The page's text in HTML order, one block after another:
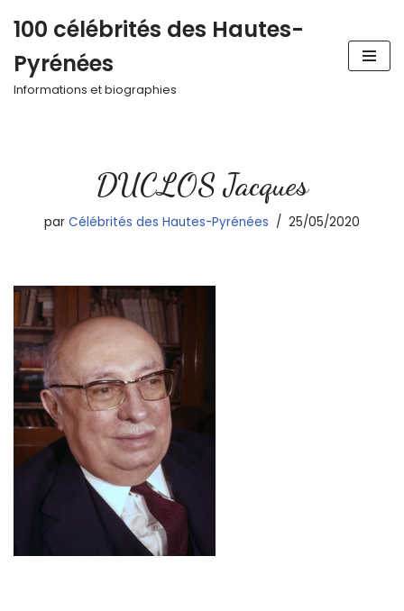
au
contenu
100 célébrités des Hautes-
Pyrénées
Informations et biographies
DUCLOS Jacques
par Célébrités des Hautes-Pyrénées 25/05/2020